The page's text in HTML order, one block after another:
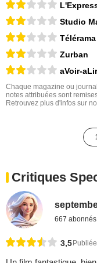
Studio
Télérama
Zurban
aVoir-
Chaque magazine ou
notes attribuées sont
Retrouvez plus d'infos sur
Critiques
667 abonnés
3,5